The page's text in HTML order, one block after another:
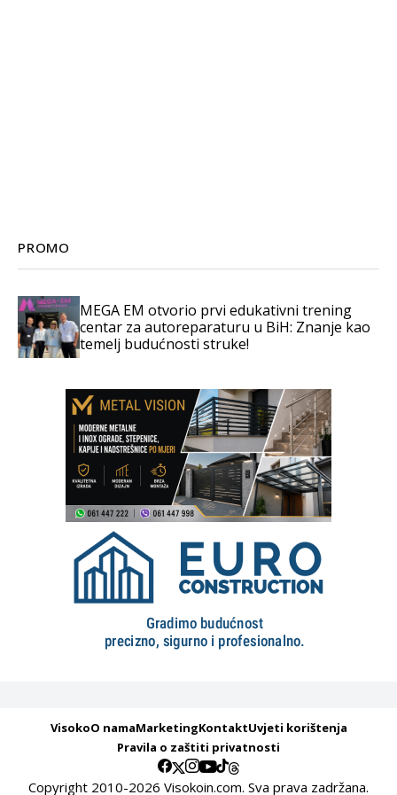
PROMO
MEGA EM otvorio prvi edukativni trening
centar za autoreparaturu u BiH: Znanje kao
temelj budućnosti struke!
VisokoO namaMarketingKontaktUvjeti korištenja
Pravila o zaštiti privatnosti
Copyright 2010-2026 Visokoin.com. Sva prava zadržana.